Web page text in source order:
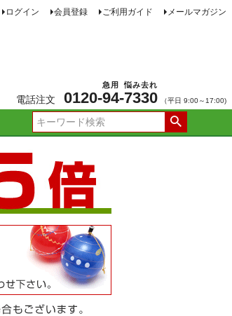
ログイン 会員登録 ご利用ガイド メールマガジン
電話注文 0120-94
急用
-7330
悩み去れ
（平日 9:00～17:00)